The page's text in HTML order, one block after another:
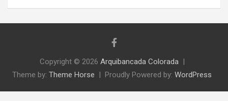
Copyright © 2026 Arquibancada Colorada
Theme by: Theme Horse Proudly Powered by: WordPress